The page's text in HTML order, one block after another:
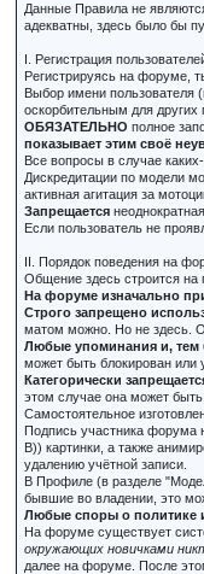
Данные Правила не
адекватны, здесь было бы
I. Регистрация
Регистрируясь на форуме,
Выбор имени пользователя
оскорбительным для
ОБЯЗАТЕЛЬНО полное
показывает этим своё
Все вопросы в случае
Дискредитации по модели
активная агитация за
Запрещается
Если пользователь не
II. Порядок поведения на
Общение здесь строится на
На форуме изначально
Строго запрещено
матом можно. Но не здесь.
Любые упоминания и, тем
может быть блокирован или
Категорически
этом случае она может
Самостоятельное
Подпись участника форума
В)) картинки, а также
удалению учётной записи.
В Профиле (в разделе
бывшие во владении, это
Любые споры о политике
На форуме существует
окружающих новичками
далее на форуме. После